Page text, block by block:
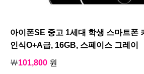
아이폰SE 중고 1세대 학생 스마트폰
인식O+A급, 16GB, 스페이스 그레이
￦101,800 원